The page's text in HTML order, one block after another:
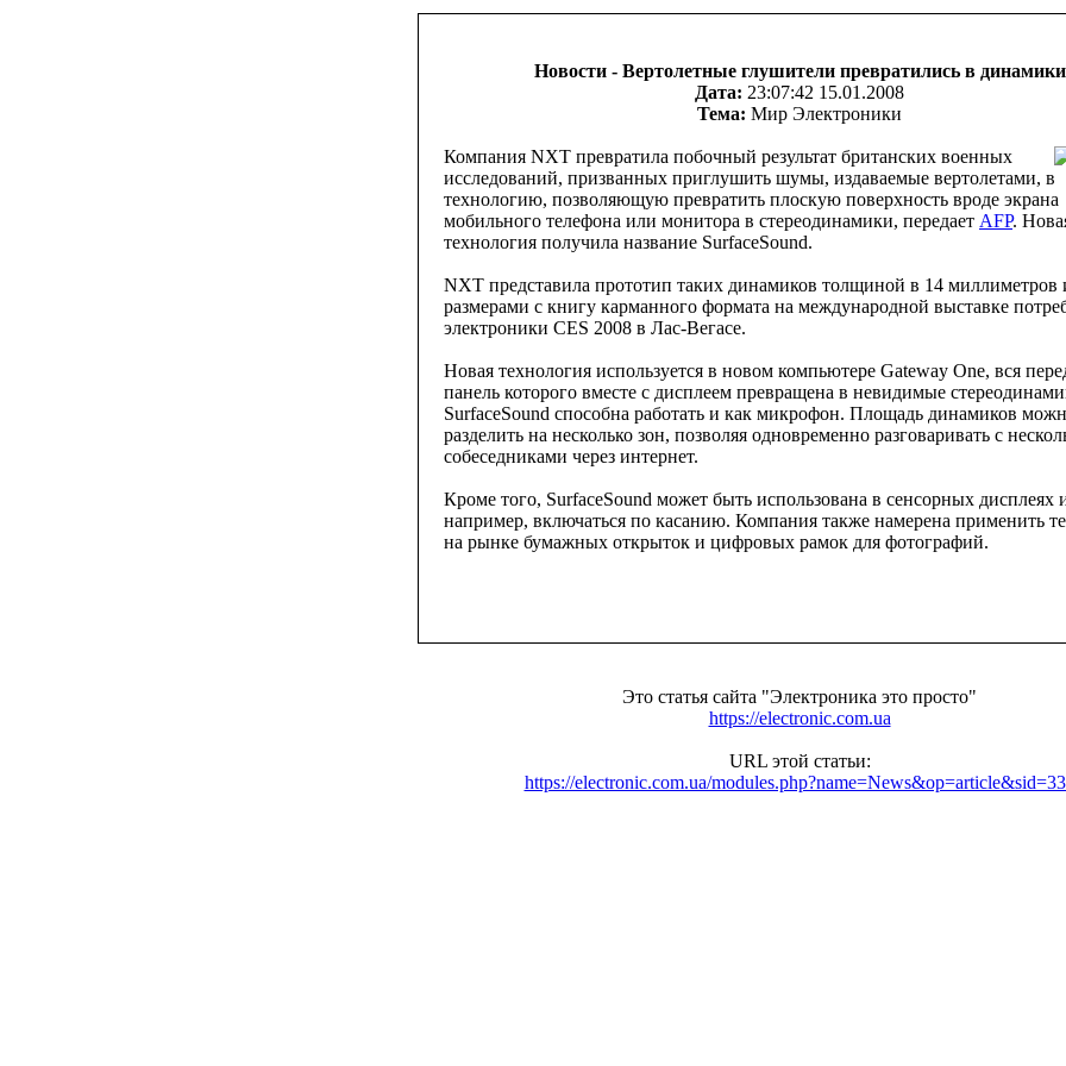
Новости - Вертолетные глушители превратились в динамики
Дата: 23:07:42 15.01.2008
Тема: Мир Электроники
Компания NXT превратила побочный результат британских военных
исследований, призванных приглушить шумы, издаваемые вертолетами, в
технологию, позволяющую превратить плоскую поверхность вроде экрана
мобильного телефона или монитора в стереодинамики, передает AFP.
технология получила название SurfaceSound.
NXT представила прототип таких динамиков толщиной в 14 миллиметров
размерами с книгу карманного формата на международной выставке
электроники CES 2008 в Лас-Вегасе.
Новая технология используется в новом компьютере Gateway One, вся
панель которого вместе с дисплеем превращена в невидимые
SurfaceSound способна работать и как микрофон. Площадь динамиков
разделить на несколько зон, позволяя одновременно разговаривать с
собеседниками через интернет.
Кроме того, SurfaceSound может быть использована в сенсорных дисплеях
например, включаться по касанию. Компания также намерена применить
на рынке бумажных открыток и цифровых рамок для фотографий.
Это статья сайта "Электроника это просто"
https://electronic.com.ua
URL этой статьи:
https://electronic.com.ua/